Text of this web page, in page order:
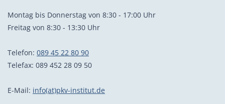
Montag bis Donnerstag von 8:30 - 17:00 Uhr
Freitag von 8:30 - 13:30 Uhr
Telefon: 089 45 22 80 90
Telefax: 089 452 28 09 50
E-Mail: info(at)pkv-institut.de